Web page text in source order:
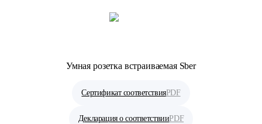
Умная розетка встраиваемая Sber
Сертификат соответствияPDF
Декларация о соответствииPDF